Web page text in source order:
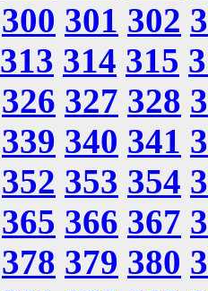
300 301 302
313 314 315
326 327 328
339 340 341
352 353 354
365 366 367
378 379 380